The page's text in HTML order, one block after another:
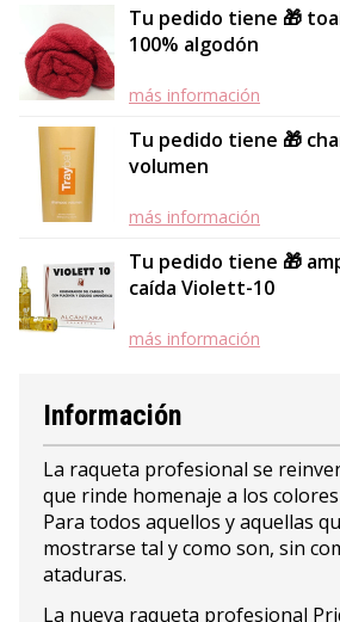
Tu pedido tiene 🎁
100% algodón
más información
Tu pedido tiene 🎁
volumen
más información
Tu pedido tiene 🎁
caída Violett-10
más información
Información
La raqueta profesional se
que rinde homenaje a los
Para todos aquellos y aquellas
mostrarse tal y como son, sin
ataduras.
La nueva raqueta profesional